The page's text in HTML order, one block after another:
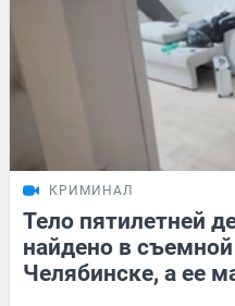
КРИМИНАЛ
Тело пятилетней
найдено в
Челябинске, а ее